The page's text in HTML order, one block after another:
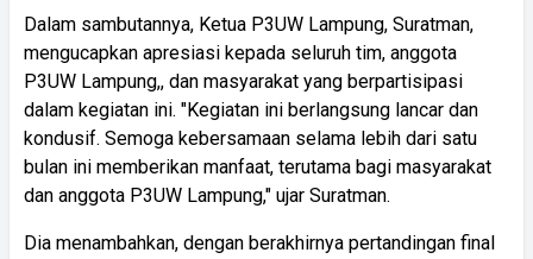
Dalam sambutannya, Ketua P3UW Lampung, Suratman,
mengucapkan apresiasi kepada seluruh tim, anggota
P3UW Lampung,, dan masyarakat yang berpartisipasi
dalam kegiatan ini. "Kegiatan ini berlangsung lancar dan
kondusif. Semoga kebersamaan selama lebih dari satu
bulan ini memberikan manfaat, terutama bagi masyarakat
dan anggota P3UW Lampung," ujar Suratman.
Dia menambahkan, dengan berakhirnya pertandingan final